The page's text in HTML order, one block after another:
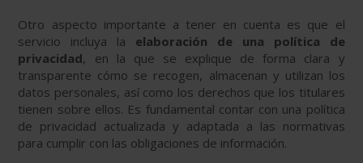
Otro aspecto importante a tener en cuenta es que el
servicio incluya la elaboración de una política de
privacidad, en la que se explique de forma clara y
transparente cómo se recogen, almacenan y utilizan los
datos personales, así como los derechos que los titulares
tienen sobre ellos. Es fundamental contar con una política
de privacidad actualizada y adaptada a las normativas
para cumplir con las obligaciones de información.